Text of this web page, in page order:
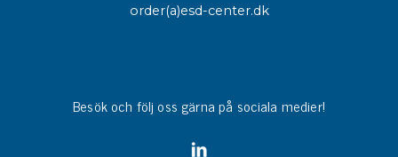
order(a)esd-center.dk
Besök och följ oss gärna på sociala medier!